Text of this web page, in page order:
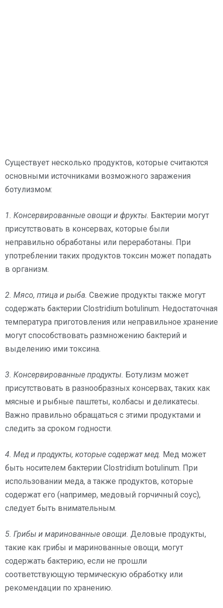
Существует несколько продуктов, которые считаются
основными источниками возможного заражения
ботулизмом:
1. Консервированные овощи и фрукты. Бактерии могут
присутствовать в консервах, которые были
неправильно обработаны или переработаны. При
употреблении таких продуктов токсин может попадать
в организм.
2. Мясо, птица и рыба. Свежие продукты также могут
содержать бактерии Clostridium botulinum. Недостаточная
температура приготовления или неправильное хранение
могут способствовать размножению бактерий и
выделению ими токсина.
3. Консервированные продукты. Ботулизм может
присутствовать в разнообразных консервах, таких как
мясные и рыбные паштеты, колбасы и деликатесы.
Важно правильно обращаться с этими продуктами и
следить за сроком годности.
4. Мед и продукты, которые содержат мед. Мед может
быть носителем бактерии Clostridium botulinum. При
использовании меда, а также продуктов, которые
содержат его (например, медовый горчичный соус),
следует быть внимательным.
5. Грибы и маринованные овощи. Деловые продукты,
такие как грибы и маринованные овощи, могут
содержать бактерию, если не прошли
соответствующую термическую обработку или
рекомендации по хранению.